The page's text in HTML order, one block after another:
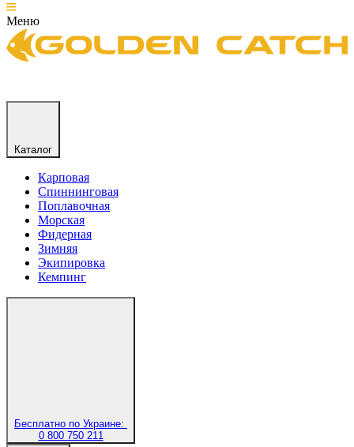
Меню
Каталог
Карповая
Спиннинговая
Поплавочная
Морская
Фидерная
Зимняя
Экипировка
Кемпинг
Бесплатно по Украине:
0 800 750 211